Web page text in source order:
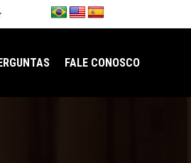
FALE CONOSCO